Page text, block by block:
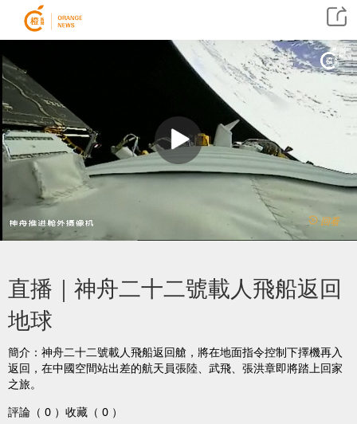
回看
直播｜神舟二十二號載人飛船返回
地球
簡介：神舟二十二號載人飛船返回艙，將在地面指令控制下擇機再入
返回，在中國空間站出差的航天員張陸、武飛、張洪章即將踏上回家
之旅。
評論（ 0 ） 收藏（ 0 ）